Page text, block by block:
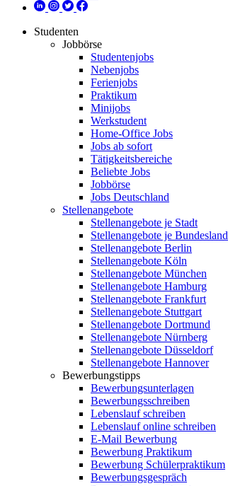
Studenten
Jobbörse
Studentenjobs
Nebenjobs
Ferienjobs
Praktikum
Minijobs
Werkstudent
Home-Office Jobs
Jobs ab sofort
Tätigkeitsbereiche
Beliebte Jobs
Jobbörse
Jobs Deutschland
Stellenangebote
Stellenangebote je Stadt
Stellenangebote je Bundesland
Stellenangebote Berlin
Stellenangebote Köln
Stellenangebote München
Stellenangebote Hamburg
Stellenangebote Frankfurt
Stellenangebote Stuttgart
Stellenangebote Dortmund
Stellenangebote Nürnberg
Stellenangebote Düsseldorf
Stellenangebote Hannover
Bewerbungstipps
Bewerbungsunterlagen
Bewerbungsschreiben
Lebenslauf schreiben
Lebenslauf online schreiben
E-Mail Bewerbung
Bewerbung Praktikum
Bewerbung Schülerpraktikum
Bewerbungsgespräch